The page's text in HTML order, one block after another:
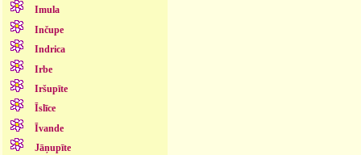
Imula
Inčupe
Indrica
Irbe
Iršupīte
Īslīce
Īvande
Jāņupīte